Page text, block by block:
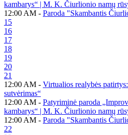
kambarys“ | M. K. Čiurlionio namų
12:00 AM - Paroda "Skambantis
15
16
17
18
19
20
21
12:00 AM - Virtualios realybės
sutvėrimas“
12:00 AM - Patyriminė paroda
kambarys“ | M. K. Čiurlionio namų
12:00 AM - Paroda "Skambantis
22